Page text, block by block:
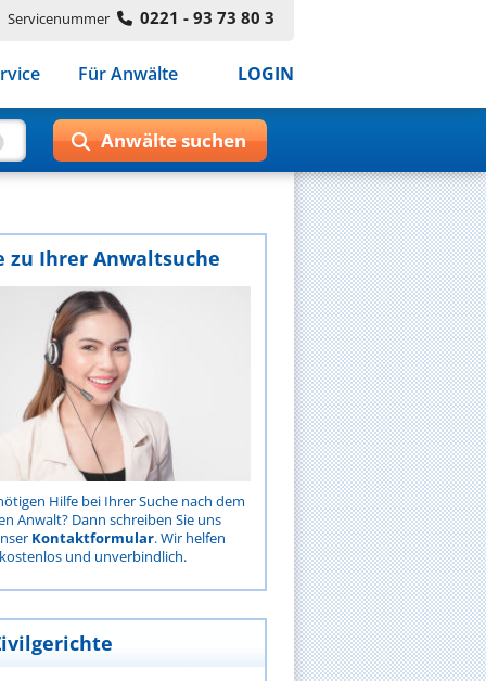
Servicenummer 0221 - 93 73 80 3
Für Anwälte LOGIN
zu Ihrer Anwaltsuche
Hilfe bei Ihrer Suche nach dem
Anwalt? Dann schreiben Sie uns
Kontaktformular. Wir helfen
und unverbindlich.